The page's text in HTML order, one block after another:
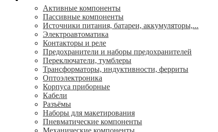
Активные компоненты
Пассивные компоненты
Источники питания, батареи, аккумуляторы,...
Электроавтоматика
Контакторы и реле
Предохранители и наборы предохранителей
Переключатели, тумблеры
Трансформаторы, индуктивности, ферриты
Oптоэлектроника
Корпуса приборные
Кабели
Разъёмы
Наборы для макетирования
Пневматические компоненты
Механические компоненты